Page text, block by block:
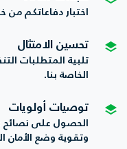
اختبار دفاعاتكم
تحسين الامتثال
تلبية المتطلبات
الخاصة بنا.
توصيات أولويات
الحصول على نصائح
وتقوية وضع الأمان